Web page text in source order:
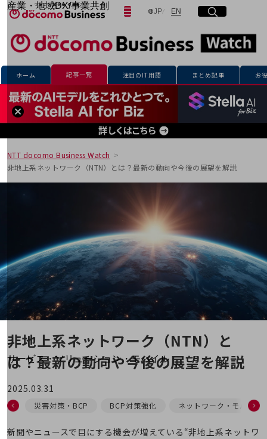
産業・地域DX/事業共創
OPEN HUB for Plural Futures
自律・分散・協調型社会の実現を目指し、
「社会可能性」を探究・実装する事業共創エコシステムです。
OPEN HUB for Plural Futuresとは
イベント/ウェビナー
記事コンテンツ
プレイヤー(カタリスト/パートナー企業)
事例
Smart World
産業・地域DXプラットフォーマーとして
企業と地域が持続成長する社会を目指します
Smart City
Smart Education
Smart Healthcare
Smart Industry
地域の取り組み
地域社会を支える皆さまと地域課題の解決や
地域経済のさらなる活性化に取り組みます
自治体・地域社会との共創
LGPF(Local Government Platform)
サービス・ソリューション・モバイル
サービス・ソリューションTOP
DXに関する課題を解決する
サービス・ソリューションをご紹介
カテゴリーで探すTOP
JP日本語
ENEnglish
サイト内検索
開く
メニュー
開く
フリーワードを入力して探す
フリーワードでNTTドコモビジネスの
検索する
ホーム 記事一覧 注目のIT用語 まとめ記事 お
NTT docomo Business Watch
非地上系ネットワーク（NTN）とは？最新の動向や今後の展望を解説
非地上系ネットワーク（NTN）と
は？最新の動向や今後の展望を解説
2025.03.31
災害対策・BCP BCP対策強化 ネットワーク・モバイル
新聞やニュースで目にする機会が増えている“非地上系ネットワ